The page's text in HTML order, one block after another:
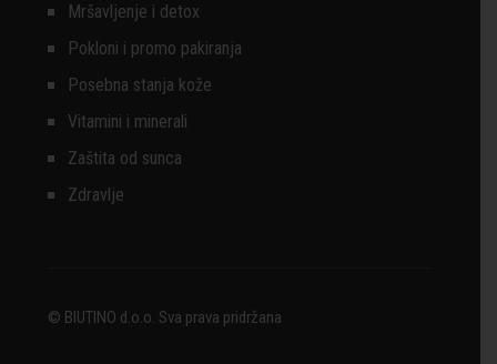
Mršavljenje i detox
Pokloni i promo pakiranja
Posebna stanja kože
Vitamini i minerali
Zaštita od sunca
Zdravlje
© BIUTINO d.o.o. Sva prava pridržana